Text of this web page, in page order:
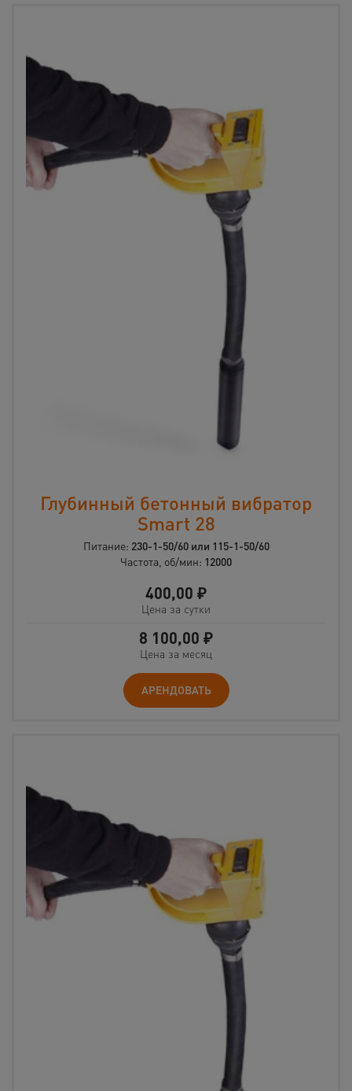
Глубинный бетонный вибратор
Smart 28
Питание: 230-1-50/60 или 115-1-50/60
Частота, об/мин: 12000
400,00 ₽
Цена за сутки
8 100,00 ₽
Цена за месяц
АРЕНДОВАТЬ